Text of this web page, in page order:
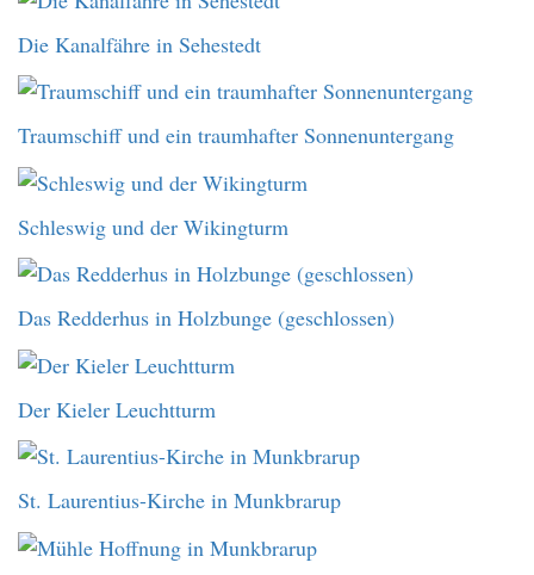
Die Kanalfähre in Sehestedt
Traumschiff und ein traumhafter Sonnenuntergang
Schleswig und der Wikingturm
Das Redderhus in Holzbunge (geschlossen)
Der Kieler Leuchtturm
St. Laurentius-Kirche in Munkbrarup